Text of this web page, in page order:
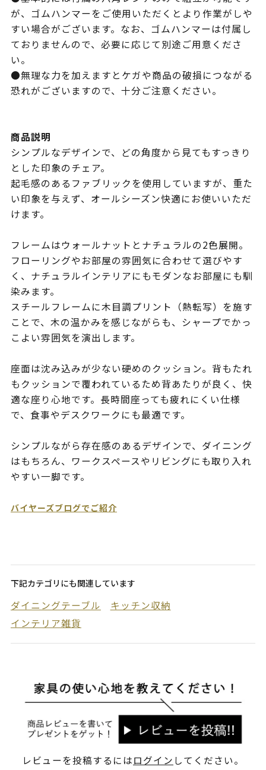
が、ゴムハンマーをご使用いただくとより作業がしや
すい場合がございます。なお、ゴムハンマーは付属し
ておりませんので、必要に応じて別途ご用意くださ
い。
●無理な力を加えますとケガや商品の破損につながる
恐れがございますので、十分ご注意ください。
商品説明
シンプルなデザインで、どの角度から見てもすっきり
とした印象のチェア。
起毛感のあるファブリックを使用していますが、重た
い印象を与えず、オールシーズン快適にお使いいただ
けます。
フレームはウォールナットとナチュラルの2色展開。
フローリングやお部屋の雰囲気に合わせて選びやす
く、ナチュラルインテリアにもモダンなお部屋にも馴
染みます。
スチールフレームに木目調プリント（熱転写）を施す
ことで、木の温かみを感じながらも、シャープでかっ
こよい雰囲気を演出します。
座面は沈み込みが少ない硬めのクッション。背もたれ
もクッションで覆われているため背あたりが良く、快
適な座り心地です。長時間座っても疲れにくい仕様
で、食事やデスクワークにも最適です。
シンプルながら存在感のあるデザインで、ダイニング
はもちろん、ワークスペースやリビングにも取り入れ
やすい一脚です。
バイヤーズブログでご紹介
下記カテゴリにも関連しています
ダイニングテーブル
キッチン収納
インテリア雑貨
レビューを投稿するにはログイン してください。